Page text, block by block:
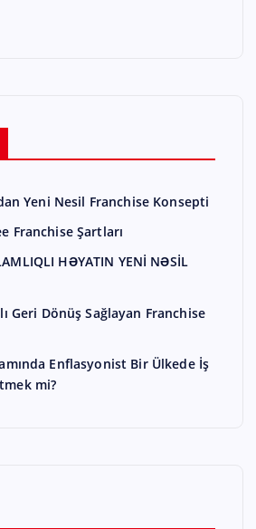
Yeni Nesil Franchise Konsepti
Franchise Şartları
HƏYATIN YENİ NƏSİL
Geri Dönüş Sağlayan Franchise
Enflasyonist Bir Ülkede İş
mi?